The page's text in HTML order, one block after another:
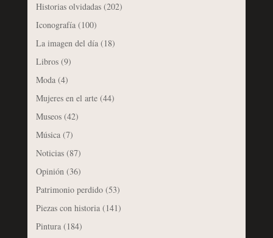
Historias olvidadas(202)
Iconografía(100)
La imagen del día(18)
Libros(9)
Moda(4)
Mujeres en el arte(44)
Museos(42)
Música(7)
Noticias(87)
Opinión(36)
Patrimonio perdido(53)
Piezas con historia(141)
Pintura(184)